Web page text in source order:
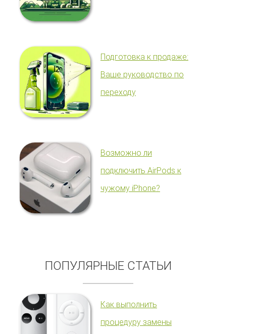
Подготовка к продаже:
Ваше руководство по
переходу
Возможно ли
подключить AirPods к
чужому iPhone?
ПОПУЛЯРНЫЕ СТАТЬИ
Как выполнить
процедуру замены